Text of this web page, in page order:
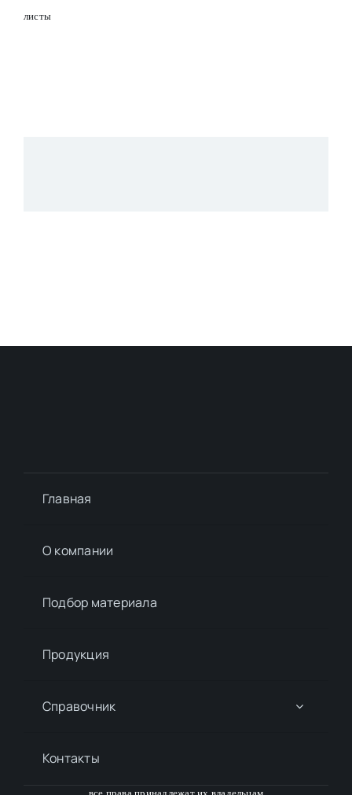
листы
Главная
О компании
Подбор материалa
Продукция
Справочник
Контакты